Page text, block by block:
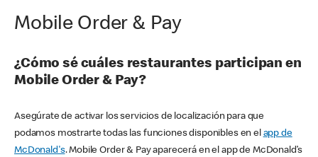
Mobile Order & Pay
¿Cómo sé cuáles restaurantes participan en
Mobile Order & Pay?
Asegúrate de activar los servicios de localización para que
podamos mostrarte todas las funciones disponibles en el app de
McDonald's. Mobile Order & Pay aparecerá en el app de McDonald’s